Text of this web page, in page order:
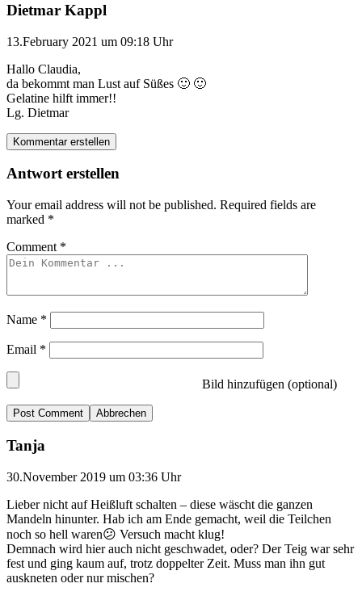
Dietmar Kappl
13.February 2021 um 09:18 Uhr
Hallo Claudia,
da bekommt man Lust auf Süßes 🙂 🙂
Gelatine hilft immer!!
Lg. Dietmar
Kommentar erstellen
Antwort erstellen
Your email address will not be published. Required fields are
marked *
Comment *
Name *
Email *
Bild hinzufügen (optional)
Abbrechen
Tanja
30.November 2019 um 03:36 Uhr
Lieber nicht auf Heißluft schalten – diese wäscht die ganzen
Mandeln hinunter. Hab ich am Ende gemacht, weil die Teilchen
noch so hell waren😕 Versuch macht klug!
Demnach wird hier auch nicht geschwadet, oder? Der Teig war sehr
fest und ging kaum auf, trotz doppelter Zeit. Muss man ihn gut
auskneten oder nur mischen?